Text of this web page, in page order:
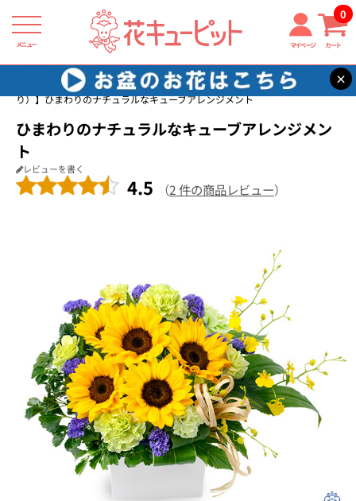
メニュー マイページ カート
0
×
花キューピット 7月の誕生花（ひまわり）
【7月の誕生花（ひまわ
り）】ひまわりのナチュラルなキューブアレンジメント
ひまわりのナチュラルなキューブアレンジメン
ト
レビューを書く
4.5 （2 件の商品レビュー）